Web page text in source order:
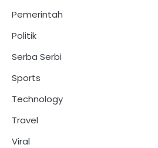
Pemerintah
Politik
Serba Serbi
Sports
Technology
Travel
Viral